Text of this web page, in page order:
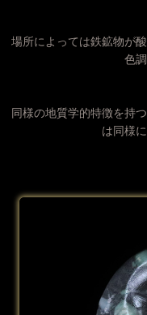
場所によっては鉄鉱物が
色
同様の地質学的特徴を持
は同様